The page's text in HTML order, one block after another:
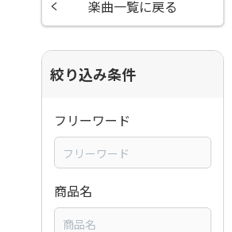
楽曲一覧に戻る
絞り込み条件
フリーワード
商品名